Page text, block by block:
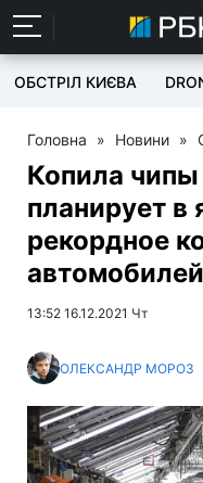
ОБСТРІЛ КИЄВА
Головна » Новини »
Копила
планирует в
рекордное
автомобилей
13:52 16.12.2021 Чт
ОЛЕКСАНДР МОРОЗ